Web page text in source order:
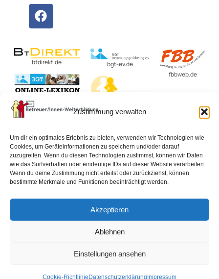
Zustimmung verwalten
Um dir ein optimales Erlebnis zu bieten, verwenden wir Technologien wie
Cookies, um Geräteinformationen zu speichern und/oder darauf
zuzugreifen. Wenn du diesen Technologien zustimmst, können wir Daten
wie das Surfverhalten oder eindeutige IDs auf dieser Website verarbeiten.
Wenn du deine Zustimmung nicht erteilst oder zurückziehst, können
bestimmte Merkmale und Funktionen beeinträchtigt werden.
Akzeptieren
Ablehnen
Einstellungen ansehen
Cookie-Richtlinie Datenschutzerklärung Impressum
btdirekt.de bgt-ev.de
BvBEF.de
fbbweb.de
© 2026 Alle Rechte vorbehalten.
Impressum Datenschutzerklärung AGB
Cookie-Richtlinie (EU)